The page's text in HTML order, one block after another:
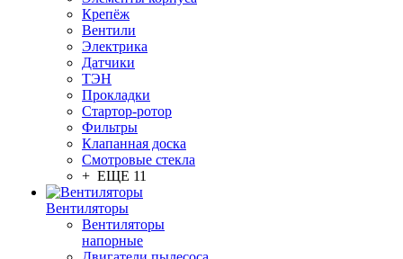
Крепёж
Вентили
Электрика
Датчики
ТЭН
Прокладки
Стартор-ротор
Фильтры
Клапанная доска
Смотровые стекла
+ ЕЩЕ 11
Вентиляторы
Вентиляторы
напорные